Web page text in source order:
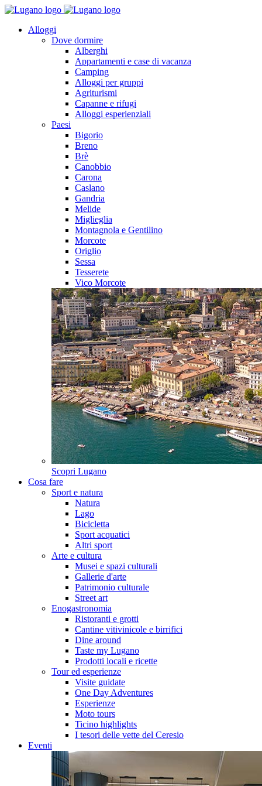
Alloggi
Dove dormire
Alberghi
Appartamenti e case di vacanza
Camping
Alloggi per gruppi
Agriturismi
Capanne e rifugi
Alloggi esperienziali
Paesi
Bigorio
Breno
Brè
Canobbio
Carona
Caslano
Gandria
Melide
Miglieglia
Montagnola e Gentilino
Morcote
Origlio
Sessa
Tesserete
Vico Morcote
Scopri Lugano
Cosa fare
Sport e natura
Natura
Lago
Bicicletta
Sport acquatici
Altri sport
Arte e cultura
Musei e spazi culturali
Gallerie d'arte
Patrimonio culturale
Street art
Enogastronomia
Ristoranti e grotti
Cantine vitivinicole e birrifici
Dine around
Taste my Lugano
Prodotti locali e ricette
Tour ed esperienze
Visite guidate
One Day Adventures
Esperienze
Moto tours
Ticino highlights
I tesori delle vette del Ceresio
Eventi